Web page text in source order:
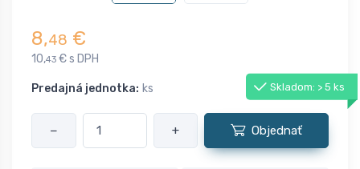
8,48 €
10,43 € s DPH
Predajná jednotka: ks Skladom: > 5 ks
− + Objednať